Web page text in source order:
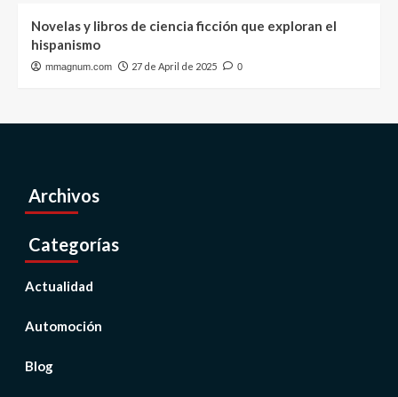
Novelas y libros de ciencia ficción que exploran el
hispanismo
mmagnum.com 27 de April de 2025 0
Archivos
Categorías
Actualidad
Automoción
Blog